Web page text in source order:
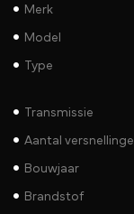
Merk
Model
Type
Transmissie
Aantal
Bouwjaar
Brandstof